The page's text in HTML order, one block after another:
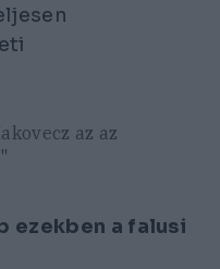
az az
ezekben a falusi